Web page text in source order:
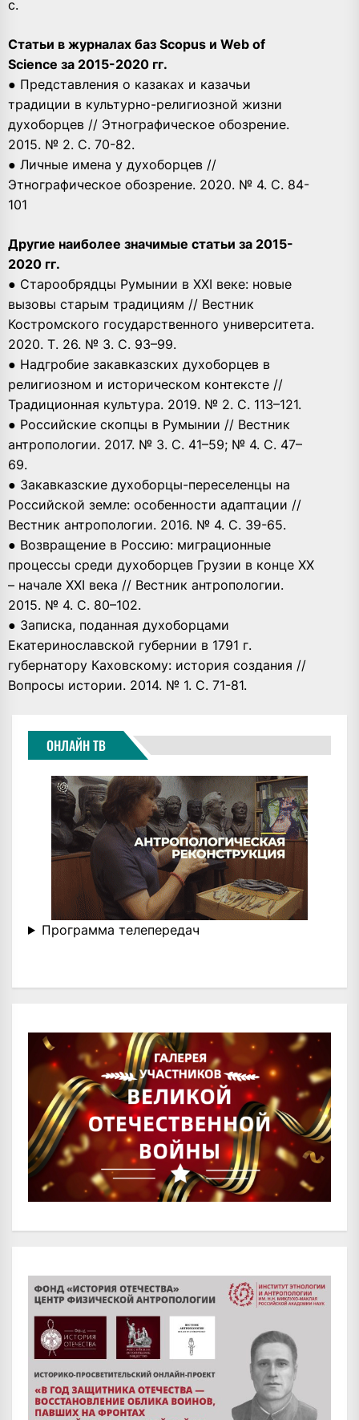
с.
Статьи в журналах баз Scopus и Web of
Science за 2015-2020 гг.
● Представления о казаках и казачьи
традиции в культурно-религиозной жизни
духоборцев // Этнографическое обозрение.
2015. № 2. С. 70-82.
● Личные имена у духоборцев //
Этнографическое обозрение. 2020. № 4. С. 84-
101
Другие наиболее значимые статьи за 2015-
2020 гг.
● Старообрядцы Румынии в XXI веке: новые
вызовы старым традициям // Вестник
Костромского государственного университета.
2020. Т. 26. № 3. С. 93–99.
● Надгробие закавказских духоборцев в
религиозном и историческом контексте //
Традиционная культура. 2019. № 2. С. 113–121.
● Российские скопцы в Румынии // Вестник
антропологии. 2017. № 3. С. 41–59; № 4. С. 47–
69.
● Закавказские духоборцы-переселенцы на
Российской земле: особенности адаптации //
Вестник антропологии. 2016. № 4. С. 39-65.
● Возвращение в Россию: миграционные
процессы среди духоборцев Грузии в конце XX
– начале XXI века // Вестник антропологии.
2015. № 4. С. 80–102.
● Записка, поданная духоборцами
Екатеринославской губернии в 1791 г.
губернатору Каховскому: история создания //
Вопросы истории. 2014. № 1. С. 71-81.
ОНЛАЙН ТВ
Программа телепередач